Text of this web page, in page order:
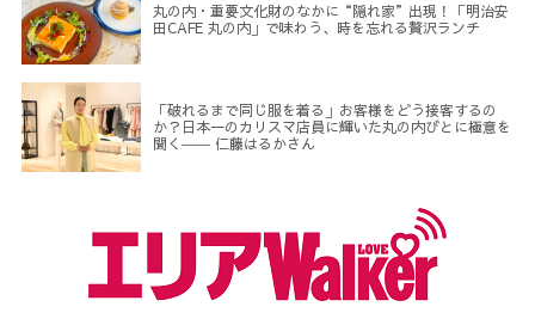
丸の内・重要文化財のなかに“隠れ家”出現！「明治安
田CAFE 丸の内」で味わう、時を忘れる贅沢ランチ
「破れるまで同じ服を着る」お客様をどう接客するの
か？日本一のカリスマ店員に輝いた丸の内びとに極意を
聞く―― 仁藤はるかさん